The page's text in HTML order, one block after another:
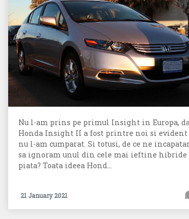
Nu l-am prins pe primul Insight in Europa,
Honda Insight II a fost printre noi si evident
nu l-am cumparat. Si totusi, de ce ne
sa ignoram unul din cele mai ieftine hibride
piata? Toata ideea Hond...
21 January 2021